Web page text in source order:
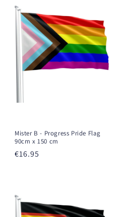
Mister B - Progress Pride Flag
90cm x 150 cm
Prezzo
€16.95